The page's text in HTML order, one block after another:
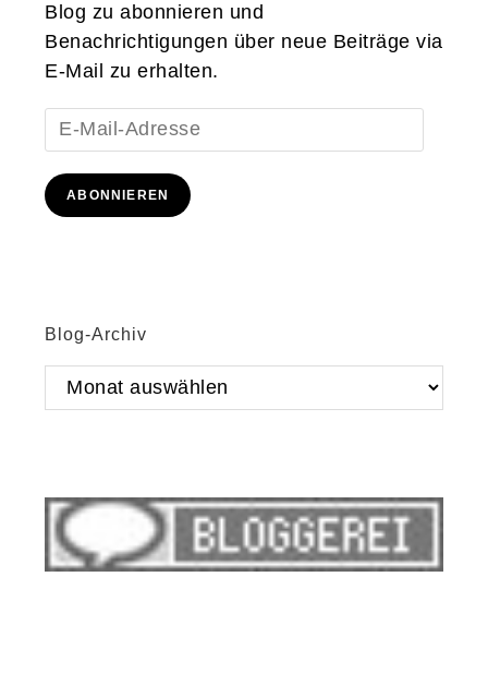
Blog zu abonnieren und
Benachrichtigungen über neue Beiträge via
E-Mail zu erhalten.
E-
Mail-
Adresse
ABONNIEREN
Blog-Archiv
Blog-
Archiv